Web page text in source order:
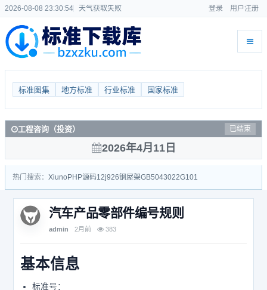
2026-08-08 23:30:54 天气获取失败 登录 用户注册
标准图集 地方标准 行业标准 国家标准
工程咨询（投资） 已结束
2026年4月11日
热门搜索： Xiuno PHP源码12j926钢屋架GB5043022G101
汽车产品零部件编号规则
admin 2月前 383
基本信息
标准号：